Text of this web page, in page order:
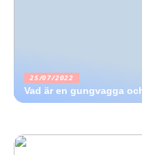
25/07/2022
Vad är en gungvagga